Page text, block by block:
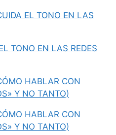
EL TONO EN LAS
TONO EN LAS REDES
HABLAR CON
Y NO TANTO)
HABLAR CON
Y NO TANTO)